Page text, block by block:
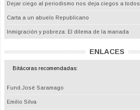
Dejar ciego al periodismo nos deja ciegos a todos
Carta a un abuelo Republicano
Inmigración y pobreza: El dilema de la manada
ENLACES
Bitácoras recomendadas:
Fund.José Saramago
Emilio Silva